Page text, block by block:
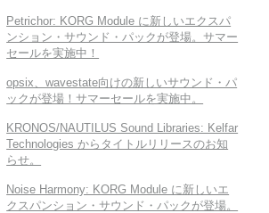
Petrichor: KORG Module に新しいエクスパ
ンション・サウンド・パックが登場。サマー
セールを実施中！
opsix、wavestate向けの新しいサウンド・パ
ックが登場！サマーセールを実施中。
KRONOS/NAUTILUS Sound Libraries: Kelfar
Technologies からタイトルリリースのお知
らせ。
Noise Harmony: KORG Module に新しいエ
クスパンション・サウンド・パックが登場。